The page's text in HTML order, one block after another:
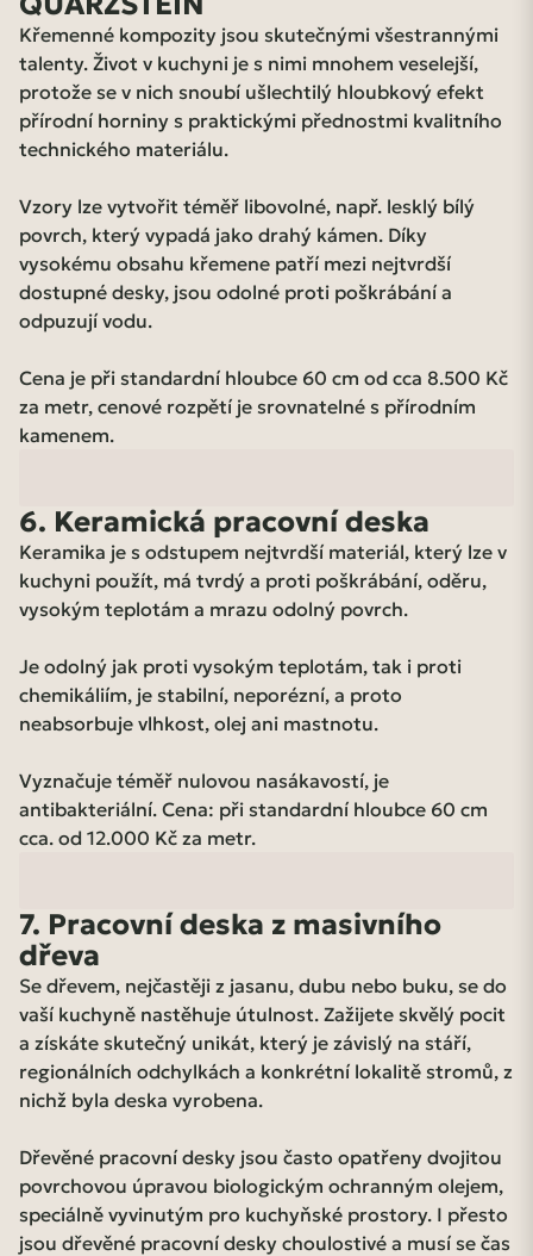
Křemenné kompozity jsou skutečnými všestrannými
talenty. Život v kuchyni je s nimi mnohem veselejší,
protože se v nich snoubí ušlechtilý hloubkový efekt
přírodní horniny s praktickými přednostmi kvalitního
technického materiálu.
Vzory lze vytvořit téměř libovolné, např. lesklý bílý
povrch, který vypadá jako drahý kámen. Díky
vysokému obsahu křemene patří mezi nejtvrdší
dostupné desky, jsou odolné proti poškrábání a
odpuzují vodu.
Cena je při standardní hloubce 60 cm od cca 8.500 Kč
za metr, cenové rozpětí je srovnatelné s přírodním
kamenem.
6. Keramická pracovní deska
Keramika je s odstupem nejtvrdší materiál, který lze v
kuchyni použít, má tvrdý a proti poškrábání, oděru,
vysokým teplotám a mrazu odolný povrch.
Je odolný jak proti vysokým teplotám, tak i proti
chemikáliím, je stabilní, neporézní, a proto
neabsorbuje vlhkost, olej ani mastnotu.
Vyznačuje téměř nulovou nasákavostí, je
antibakteriální. Cena: při standardní hloubce 60 cm
cca. od 12.000 Kč za metr.
7. Pracovní deska z masivního
dřeva
Se dřevem, nejčastěji z jasanu, dubu nebo buku, se do
vaší kuchyně nastěhuje útulnost. Zažijete skvělý pocit
a získáte skutečný unikát, který je závislý na stáří,
regionálních odchylkách a konkrétní lokalitě stromů, z
nichž byla deska vyrobena.
Dřevěné pracovní desky jsou často opatřeny dvojitou
povrchovou úpravou biologickým ochranným olejem,
speciálně vyvinutým pro kuchyňské prostory. I přesto
jsou dřevěné pracovní desky choulostivé a musí se čas